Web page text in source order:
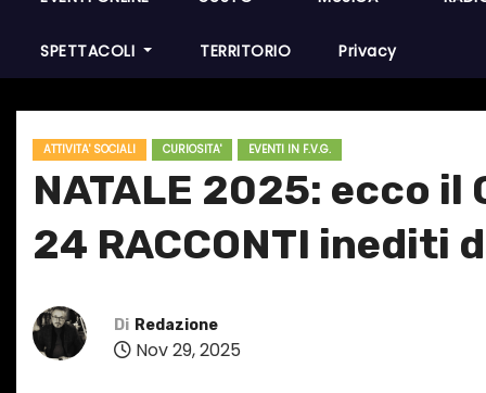
SPETTACOLI TERRITORIO Privacy
ATTIVITA' SOCIALI CURIOSITA' EVENTI IN F.V.G.
NATALE 2025: ecco il
24 RACCONTI inediti
Di Redazione
Nov 29, 2025